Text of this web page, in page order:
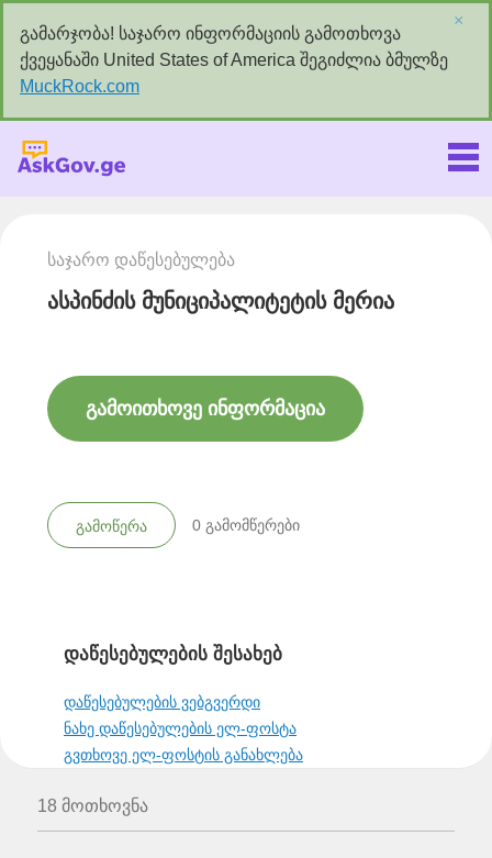
გამარჯობა! საჯარო ინფორმაციის გამოთხოვა
ქვეყანაში United States of America შეგიძლია ბმულზე
MuckRock.com
×
საჯარო დაწესებულება
ასპინძის მუნიციპალიტეტის მერია
გამოითხოვე ინფორმაცია
გამოწერა 0 გამომწერები
დაწესებულების შესახებ
დაწესებულების ვებგვერდი
ნახე დაწესებულების ელ-ფოსტა
გვთხოვე ელ-ფოსტის განახლება
18 მოთხოვნა